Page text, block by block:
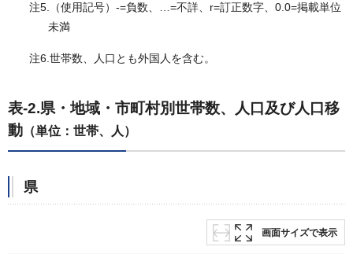
注5.（使用記号）-=負数、…=不詳、r=訂正数字、0.0=掲載単位
未満
注6.世帯数、人口とも外国人を含む。
表-2.県・地域・市町村別世帯数、人口及び人口移
動 （単位：世帯、人）
県
画面サイズで表示